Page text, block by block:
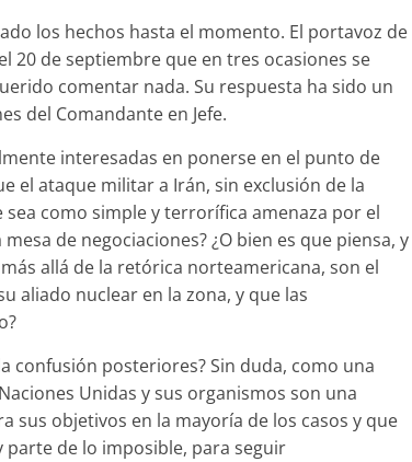
los hechos hasta el momento. El portavoz de
20 de septiembre que en tres ocasiones se
comentar nada. Su respuesta ha sido un
del Comandante en Jefe.
interesadas en ponerse en el punto de
el ataque militar a Irán, sin exclusión de la
como simple y terrorífica amenaza por el
de negociaciones? ¿O bien es que piensa, y
allá de la retórica norteamericana, son el
aliado nuclear en la zona, y que las
confusión posteriores? Sin duda, como una
Unidas y sus organismos son una
sus objetivos en la mayoría de los casos y que
parte de lo imposible, para seguir